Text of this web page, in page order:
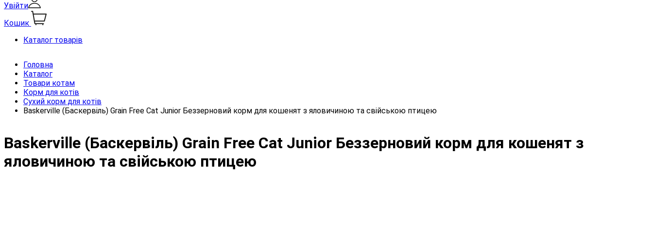
Увійти
Кошик
Каталог товарів
Головна
Каталог
Товари котам
Корм для котів
Сухий корм для котів
Baskerville (Баскервіль) Grain Free Cat Junior Беззерновий корм для кошенят з яловичиною та свійською птицею
Baskerville (Баскервіль) Grain Free Cat Junior Беззерновий корм для кошенят з
яловичиною та свійською птицею